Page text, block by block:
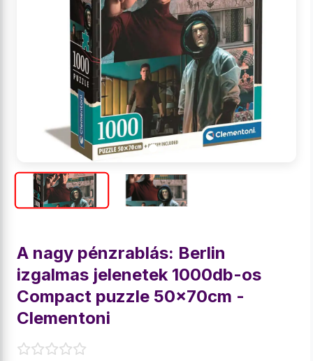
A nagy pénzrablás: Berlin
izgalmas jelenetek 1000db-os
Compact puzzle 50x70cm -
Clementoni